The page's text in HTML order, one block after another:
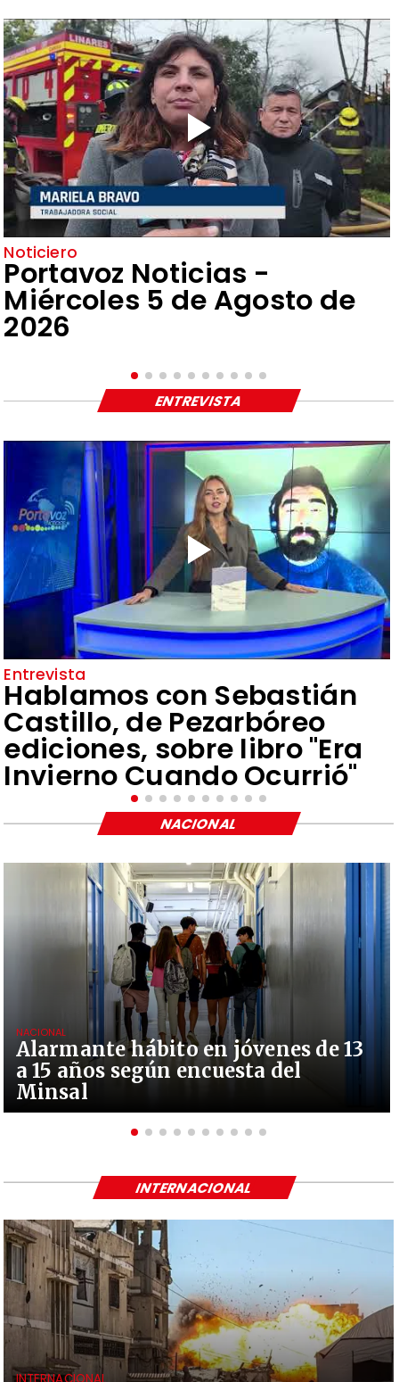
Noticiero
Portavoz Noticias -
Miércoles 5 de Agosto de
2026
Entrevista
Hablamos con Sebastián
Castillo, de Pezarbóreo
ediciones, sobre libro "Era
Invierno Cuando Ocurrió"
ENTREVISTA
Alarmante hábito en jóvenes de 13
a 15 años según encuesta del
Minsal
NACIONAL
NACIONAL
INTERNACIONAL